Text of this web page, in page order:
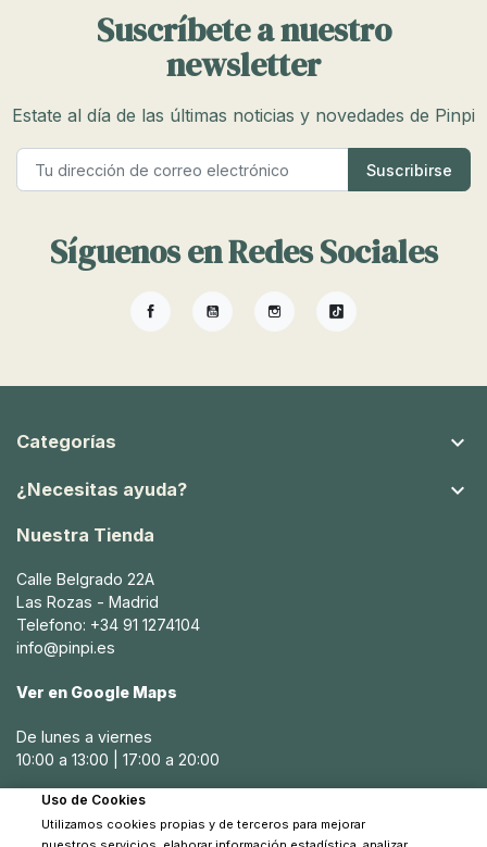
Suscríbete a nuestro
newsletter
Estate al día de las últimas noticias y novedades de Pinpi
Síguenos en Redes Sociales
FacebookYouTubeInstagramTikTok
Categorías 
¿Necesitas ayuda? 
Nuestra Tienda
Calle Belgrado 22A
Las Rozas - Madrid
Telefono: +34 91 1274104
info@pinpi.es
Ver en Google Maps
De lunes a viernes
10:00 a 13:00 | 17:00 a 20:00
Sábados
10:30 a 14:00
Uso de Cookies
Utilizamos cookies propias y de terceros para mejorar